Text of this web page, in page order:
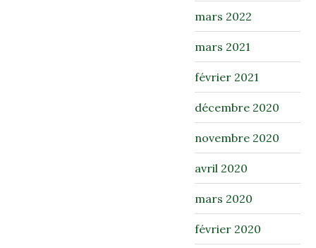
mars 2022
mars 2021
février 2021
décembre 2020
novembre 2020
avril 2020
mars 2020
février 2020